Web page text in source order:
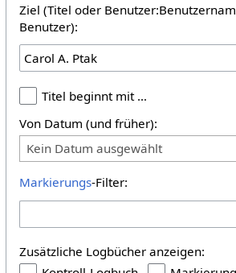
Ziel (Titel oder
Benutzer):
Titel beginnt mit …
Von Datum (und früher):
Kein Datum ausgewählt
Markierungs-Filter:
Zusätzliche Logbücher anzeigen: